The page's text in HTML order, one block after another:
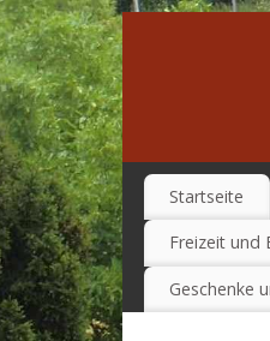
Startseite
Freizeit und
Geschenke